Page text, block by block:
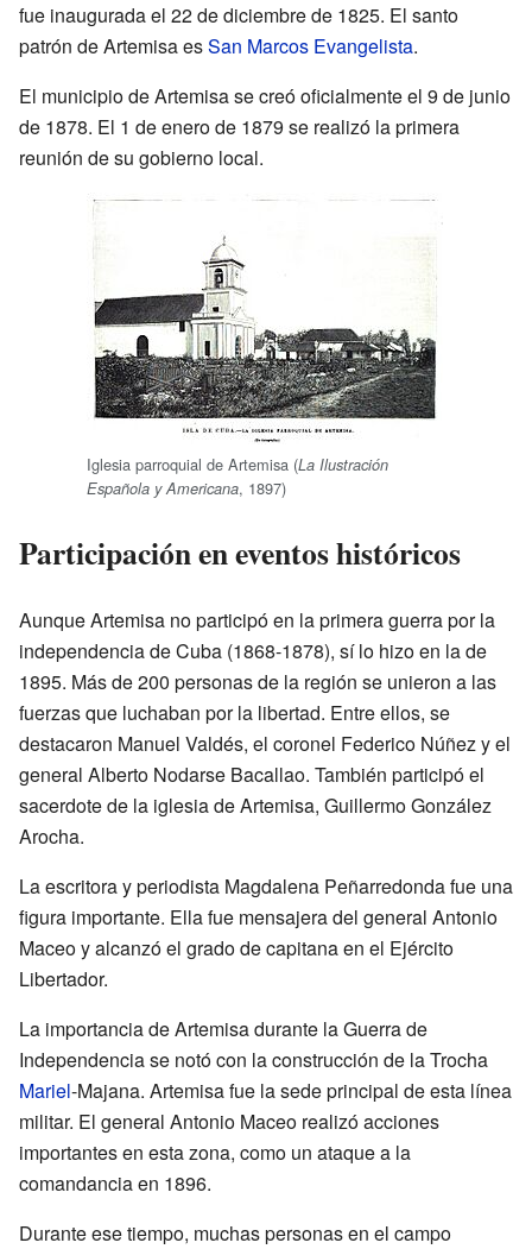
fue inaugurada el 22 de diciembre de 1825. El santo
patrón de Artemisa esSan Marcos Evangelista.
El municipio de Artemisa se creó oficialmente el 9 de junio
de 1878. El 1 de enero de 1879 se realizó la primera
reunión de su gobierno local.
Iglesia parroquial de Artemisa (La Ilustración
Española y Americana, 1897)
Participación en eventos históricos
Aunque Artemisa no participó en la primera guerra por la
independencia de Cuba (1868-1878), sí lo hizo en la de
1895. Más de 200 personas de la región se unieron a las
fuerzas que luchaban por la libertad. Entre ellos, se
destacaron Manuel Valdés, el coronel Federico Núñez y el
general Alberto Nodarse Bacallao. También participó el
sacerdote de la iglesia de Artemisa, Guillermo González
Arocha.
La escritora y periodista Magdalena Peñarredonda fue una
figura importante. Ella fue mensajera del general Antonio
Maceo y alcanzó el grado de capitana en el Ejército
Libertador.
La importancia de Artemisa durante la Guerra de
Independencia se notó con la construcción de la Trocha
Mariel-Majana. Artemisa fue la sede principal de esta línea
militar. El general Antonio Maceo realizó acciones
importantes en esta zona, como un ataque a la
comandancia en 1896.
Durante ese tiempo, muchas personas en el campo